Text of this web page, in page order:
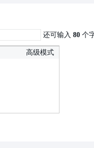
还可输入 80 个
高级模式